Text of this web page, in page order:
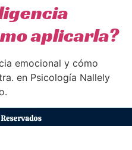
aplicarla?
emocional y cómo
en Psicología Nallely